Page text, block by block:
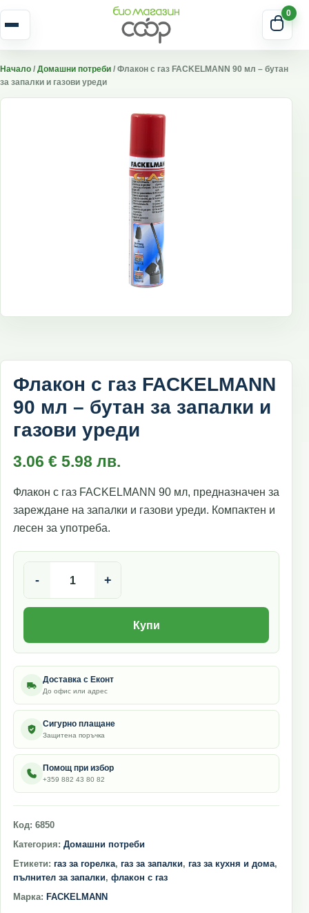
Skip to content 0
Начало / Домашни потреби / Флакон с газ FACKELMANN 90 мл – бутан
за запалки и газови уреди
Флакон с газ FACKELMANN
90 мл – бутан за запалки и
газови уреди
3.06 € 5.98 лв.
Флакон с газ FACKELMANN 90 мл, предназначен за
зареждане на запалки и газови уреди. Компактен и
лесен за употреба.
- +
Купи
Доставка с Еконт
До офис или адрес
Сигурно плащане
Защитена поръчка
Помощ при избор
+359 882 43 80 82
Код: 6850
Категория: Домашни потреби
Етикети: газ за горелка, газ за запалки, газ за кухня и дома,
пълнител за запалки, флакон с газ
Марка: FACKELMANN